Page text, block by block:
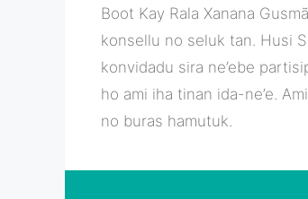
Boot Kay Rala Xanana
konsellu no seluk tan. Husi
konvidadu sira ne’ebe
ho ami iha tinan ida-ne’e.
no buras hamutuk.